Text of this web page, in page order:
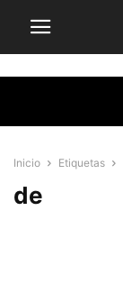
Inicio Etiquetas
de